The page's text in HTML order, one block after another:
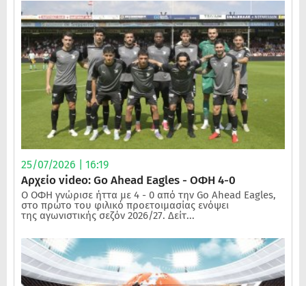
25/07/2026 | 16:19
Αρχείο video: Go Ahead Eagles - ΟΦΗ 4-0
Ο ΟΦΗ γνώρισε ήττα με 4 - 0 από την Go Ahead Eagles,
στο πρώτο του φιλικό προετοιμασίας ενόψει
της αγωνιστικής σεζόν 2026/27. Δείτ...